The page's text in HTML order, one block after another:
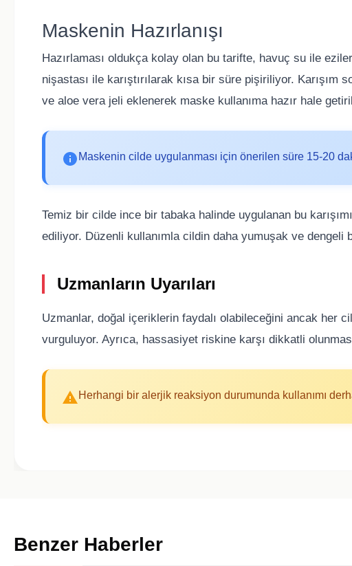
Maskenin Hazırlanışı
Hazırlaması oldukça kolay olan bu tarifte, havuç su ile
nişastası ile karıştırılarak kısa bir süre pişiriliyor.
ve aloe vera jeli eklenerek maske kullanıma hazır hale
Maskenin cilde uygulanması için önerilen süre 15-20
Temiz bir cilde ince bir tabaka halinde uygulanan bu
ediliyor. Düzenli kullanımla cildin daha yumuşak ve dengeli
Uzmanların Uyarıları
Uzmanlar, doğal içeriklerin faydalı olabileceğini ancak her
vurguluyor. Ayrıca, hassasiyet riskine karşı dikkatli
Herhangi bir alerjik reaksiyon durumunda kullanımı
Benzer Haberler